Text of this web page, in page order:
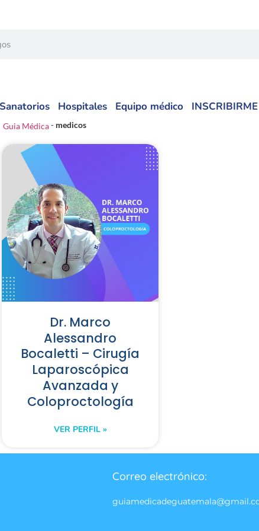
Sanatorios Hospitales Equipo médico
Guia Médica- medicos
Dr. Marco
Alessandro
Bocaletti – Cirugía
Laparoscópica
Avanzada y
Coloproctología
VER PERFIL »
Correo electrónico: